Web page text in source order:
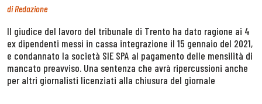
diRedazione
Il giudice del lavoro del tribunale di Trento ha dato ragione ai 4
ex dipendenti messi in cassa integrazione il 15 gennaio del 2021,
e condannato la società SIE SPA al pagamento delle mensilità di
mancato preavviso. Una sentenza che avrà ripercussioni anche
per altri giornalisti licenziati alla chiusura del giornale